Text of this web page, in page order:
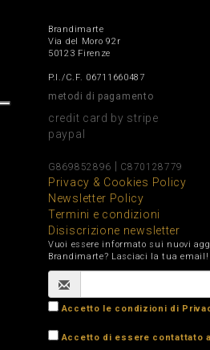
Brandimarte
Via del Moro 92r
50123 Firenze
P.I./C.F. 06711660487
metodi di pagamento
credit card by stripe
paypal
G869852896 C870128779
Privacy & Cookies Policy
Newsletter Policy
Termini e condizioni
Disiscrizione newsletter
Vuoi essere informato sui nuovi
Brandimarte? Lasciaci la tua email!
Accetto le condizioni di
Accetto di essere contattato